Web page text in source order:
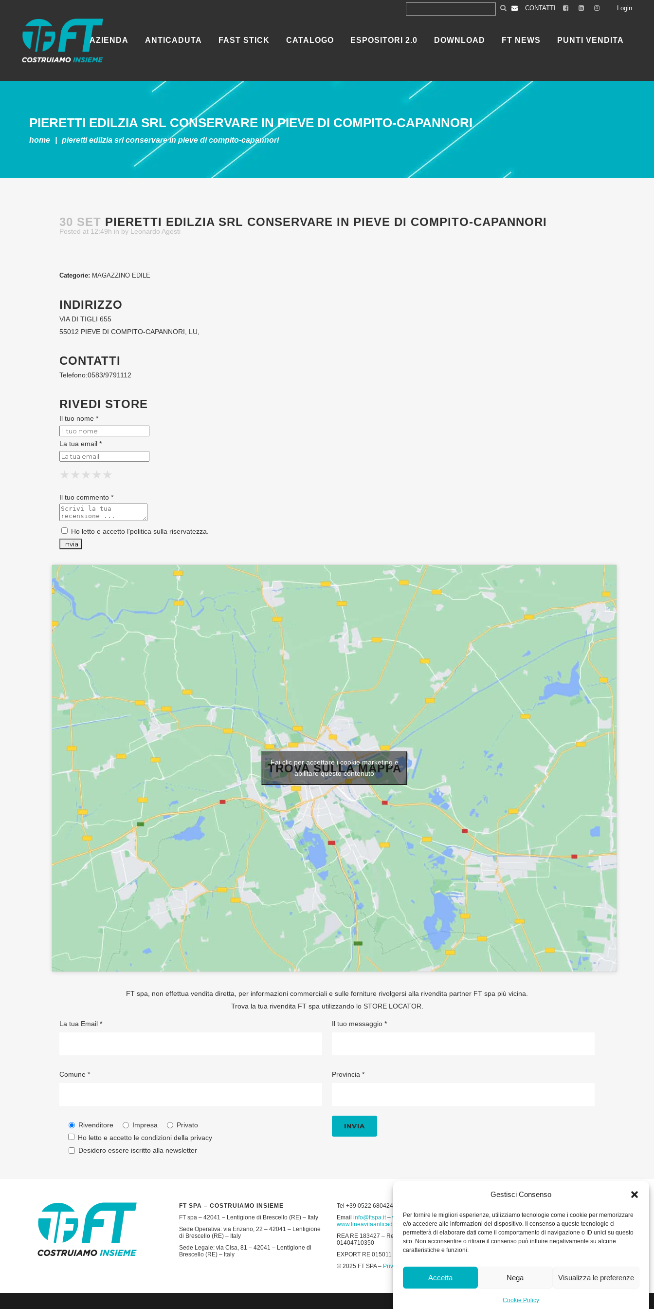
Gestisci Consenso
Per fornire le migliori esperienze, utilizziamo tecnologie come i cookie per memorizzare
e/o accedere alle informazioni del dispositivo. Il consenso a queste tecnologie ci
permetterà di elaborare dati come il comportamento di navigazione o ID unici su questo
sito. Non acconsentire o ritirare il consenso può influire negativamente su alcune
caratteristiche e funzioni.
Accetta Nega Visualizza le preferenze
Cookie Policy
CONTATTI Login
AZIENDA ANTICADUTA FAST STICK CATALOGO ESPOSITORI 2.0 DOWNLOAD FT NEWS PUNTI VENDITA
PIERETTI EDILZIA SRL CONSERVARE IN PIEVE DI COMPITO-CAPANNORI
home pieretti edilzia srlconservare in pieve di compito-capannori
30 SET PIERETTI EDILZIA SRL CONSERVARE IN PIEVE DI COMPITO-CAPANNORI
Posted at 12:49h in by Leonardo Agosti
Categorie: MAGAZZINO EDILE
INDIRIZZO
VIA DI TIGLI 655
55012 PIEVE DI COMPITO-CAPANNORI, LU,
CONTATTI
Telefono:0583/9791112
RIVEDI STORE
Il tuo nome *
La tua email *
★
★ ★
★ ★ ★
★ ★ ★ ★
★ ★ ★ ★ ★
Il tuo commento *
Ho letto e accetto l'politica sulla riservatezza
TROVA SULLA MAPPA
Fai clic per accettare i cookie marketing e
abilitare questo contenuto
FT spa, non effettua vendita diretta, per informazioni commerciali e sulle forniture rivolgersi alla rivendita partner FT spa più vicina.
Trova la tua rivendita FT spa utilizzando lo STORE LOCATOR
La tua Email *
Comune *
Rivenditore Impresa
Privato
Ho letto e accetto le condizioni della privacy
Desidero essere iscritto alla newsletter
Il tuo messaggio *
Provincia *
FT SPA – COSTRUIAMO INSIEME
FT spa – 42041 – Lentigione di Brescello (RE) – Italy
Sede Operativa: via Enzano, 22 – 42041 – Lentigione
di Brescello (RE) – Italy
Sede Legale: via Cisa, 81 – 42041 – Lentigione di
Brescello (RE) – Italy
Tel +39 0522 680424 – Fax +39 0522 680386
Email info@ftspa.it– www.ftspa.it–
www.lineavitaanticaduta.it
REA RE 183427 – Reg. Imp. RE 19643 – P. IVA IT
01404710350
EXPORT RE 015011 Cap. Soc € 300.000 int. Vers.
© 2025 FT SPA – Privacy Policy–Cookie Policy
ORARIO DI UFFICIO:
Dal Lunedì al Venerdì: 8.00/12.30 - 13.30/17.30
RICEVIMENTO MERCI: